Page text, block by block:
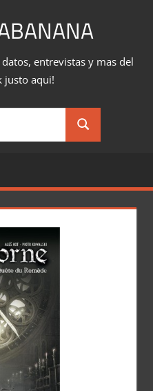
entrevistas y mas del
justo aqui!
Buscar